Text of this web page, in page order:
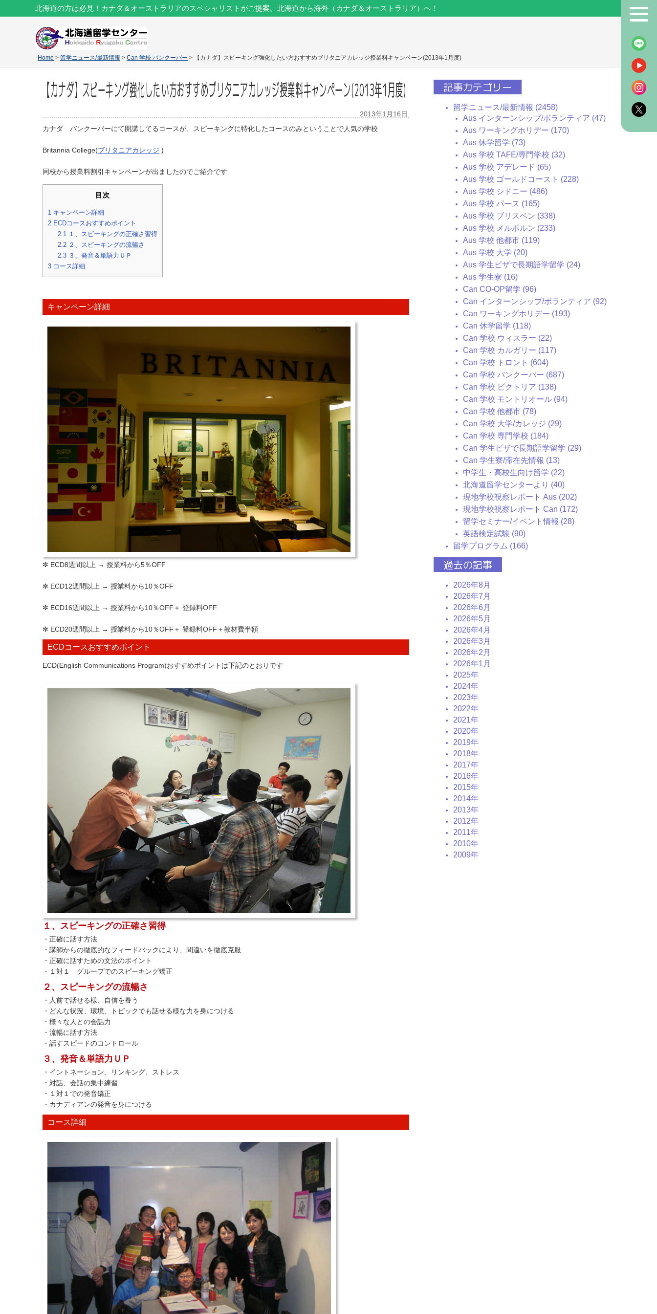
北海道の方は必見！カナダ＆オーストラリアのスペシャリストがご提案。北海道から海外（カナダ＆オーストラリア）へ！
Home > 留学ニュース/最新情報 > Can 学校 バンクーバー > 【カナダ】スピーキング強化したい方おすすめブリタニアカレッジ授業料キャンペーン(2013年1月度)
【カナダ】スピーキング強化したい方おすすめブリタニアカレッジ授業料キャンペーン(2013年1月度)
2013年1月16日
カナダ バンクーバーにて開講してるコースが、スピーキングに特化したコースのみということで人気の学校
Britannia College(ブリタニアカレッジ )
同校から授業料割引キャンペーンが出ましたのでご紹介です
目次
1 キャンペーン詳細
2 ECDコースおすすめポイント
2.1１、スピーキングの正確さ習得
2.2２、スピーキングの流暢さ
2.3３、発音＆単語力ＵＰ
3 コース詳細
キャンペーン詳細
✼ ECD8週間以上 → 授業料から5％OFF
✼ ECD12週間以上 → 授業料から10％OFF
✼ ECD16週間以上 → 授業料から10％OFF＋ 登録料OFF
✼ ECD20週間以上 → 授業料から10％OFF＋ 登録料OFF＋教材費半額
ECDコースおすすめポイント
ECD(English Communications Program)おすすめポイントは下記のとおりです
１、スピーキングの正確さ習得
・正確に話す方法
・講師からの徹底的なフィードバックにより、間違いを徹底克服
・正確に話すための文法のポイント
・１対１ グループでのスピーキング矯正
２、スピーキングの流暢さ
・人前で話せる様、自信を養う
・どんな状況、環境、トピックでも話せる様な力を身につける
・様々な人との会話力
・流暢に話す方法
・話すスピードのコントロール
３、発音＆単語力ＵＰ
・イントネーション、リンキング、ストレス
・対話、会話の集中練習
・１対１での発音矯正
・カナディアンの発音を身につける
コース詳細
記事カテゴリー
留学ニュース/最新情報 (2458)
Aus インターンシップ/ボランティア (47)
Aus ワーキングホリデー (170)
Aus 休学留学 (73)
Aus 学校 TAFE/専門学校 (32)
Aus 学校 アデレード (65)
Aus 学校 ゴールドコースト (228)
Aus 学校 シドニー (486)
Aus 学校 パース (165)
Aus 学校 ブリスベン (338)
Aus 学校 メルボルン (233)
Aus 学校 他都市 (119)
Aus 学校 大学 (20)
Aus 学生ビザで長期語学留学 (24)
Aus 学生寮 (16)
Can CO-OP留学 (96)
Can インターンシップ/ボランティア (92)
Can ワーキングホリデー (193)
Can 休学留学 (118)
Can 学校 ウィスラー (22)
Can 学校 カルガリー (117)
Can 学校 トロント (604)
Can 学校 バンクーバー (687)
Can 学校 ビクトリア (138)
Can 学校 モントリオール (94)
Can 学校 他都市 (78)
Can 学校 大学/カレッジ (29)
Can 学校 専門学校 (184)
Can 学生ビザで長期語学留学 (29)
Can 学生寮/滞在先情報 (13)
中学生・高校生向け留学 (22)
北海道留学センターより (40)
現地学校視察レポート Aus (202)
現地学校視察レポート Can (172)
留学セミナー/イベント情報 (28)
英語検定試験 (90)
留学プログラム (166)
過去の記事
2026年8月
2026年7月
2026年6月
2026年5月
2026年4月
2026年3月
2026年2月
2026年1月
2025年
2024年
2023年
2022年
2021年
2020年
2019年
2018年
2017年
2016年
2015年
2014年
2013年
2012年
2011年
2010年
2009年